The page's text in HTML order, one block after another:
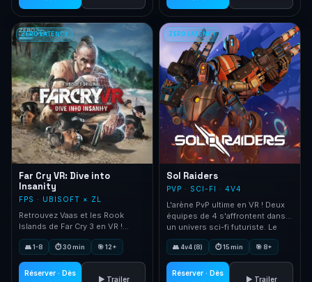
ZERO LATENCY
Far Cry VR: Dive into
Insanity
FPS · UBISOFT × ZL
Retrouvez Vaas et les Rook
Islands de Far Cry 3 en VR !
Collaboration exclusive Zero
Latency × Ubisoft.
👥 1-8 ⏱ 30 min 🎯 12+
Réserver · Dès
▶ Trailer
ZERO LATENCY
Sol Raiders
PVP · SCI-FI · 4V4
L'arène PvP ultime en VR ! Deux
équipes de 4 s'affrontent dans
un univers sci-fi futuriste. Le
premier jeu compétitif en free-
roam VR.
👥 4v4 (8) ⏱ 15 min 🎯 8+
Réserver · Dès
▶ Trailer